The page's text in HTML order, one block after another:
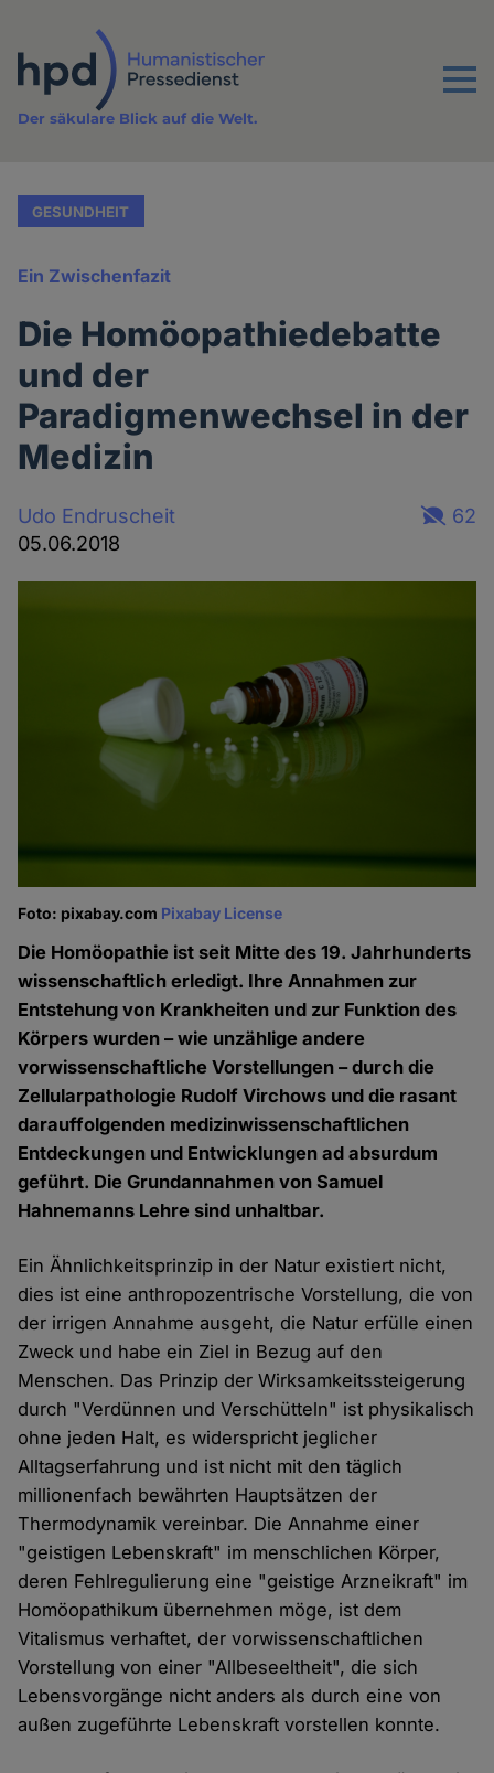
Inhalt
Menu
Der säkulare Blick auf die Welt.
GESUNDHEIT
Ein Zwischenfazit
Die Homöopathiedebatte
und der
Paradigmenwechsel in der
Medizin
Udo Endruscheit
05.06.2018
62
Foto: pixabay.com Pixabay License
Die Homöopathie ist seit Mitte des 19. Jahrhunderts
wissenschaftlich erledigt. Ihre Annahmen zur
Entstehung von Krankheiten und zur Funktion des
Körpers wurden – wie unzählige andere
vorwissenschaftliche Vorstellungen – durch die
Zellularpathologie Rudolf Virchows und die rasant
darauffolgenden medizinwissenschaftlichen
Entdeckungen und Entwicklungen ad absurdum
geführt. Die Grundannahmen von Samuel
Hahnemanns Lehre sind unhaltbar.
Ein Ähnlichkeitsprinzip in der Natur existiert nicht,
dies ist eine anthropozentrische Vorstellung, die von
der irrigen Annahme ausgeht, die Natur erfülle einen
Zweck und habe ein Ziel in Bezug auf den
Menschen. Das Prinzip der Wirksamkeitssteigerung
durch "Verdünnen und Verschütteln" ist physikalisch
ohne jeden Halt, es widerspricht jeglicher
Alltagserfahrung und ist nicht mit den täglich
millionenfach bewährten Hauptsätzen der
Thermodynamik vereinbar. Die Annahme einer
"geistigen Lebenskraft" im menschlichen Körper,
deren Fehlregulierung eine "geistige Arzneikraft" im
Homöopathikum übernehmen möge, ist dem
Vitalismus verhaftet, der vorwissenschaftlichen
Vorstellung von einer "Allbeseeltheit", die sich
Lebensvorgänge nicht anders als durch eine von
außen zugeführte Lebenskraft vorstellen konnte.